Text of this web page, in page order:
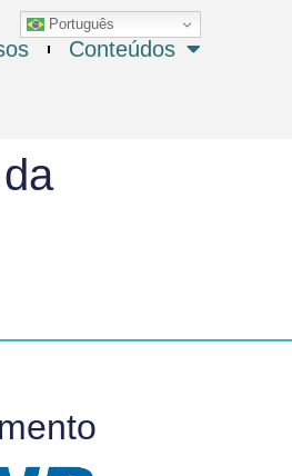
Português
Conteúdos